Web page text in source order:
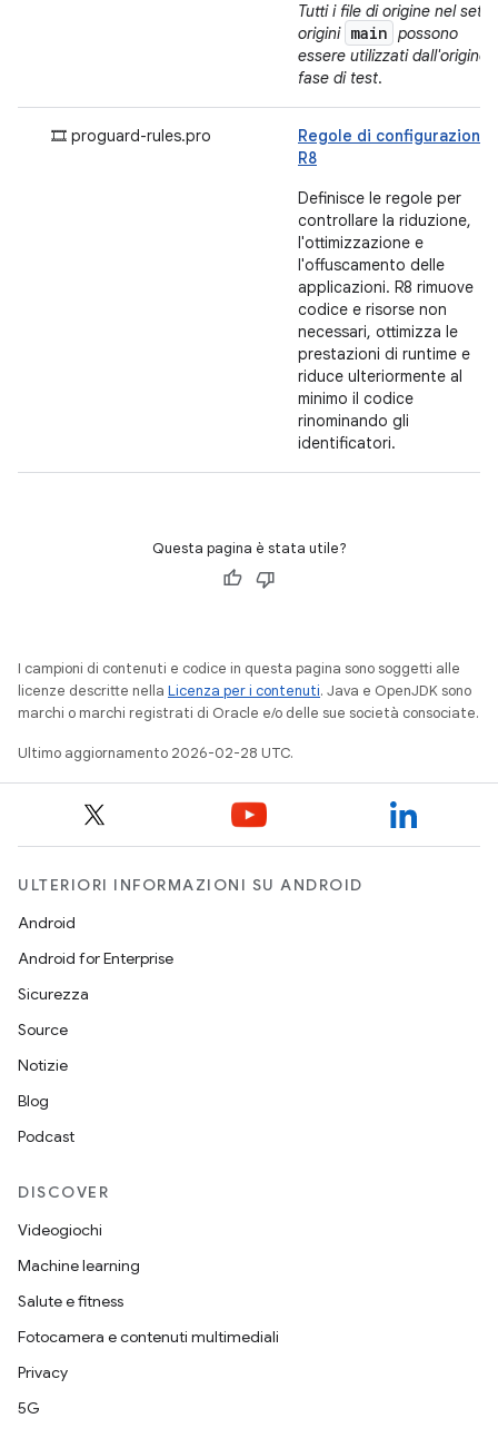
Tutti i file di origine nel set di
origini main possono
essere utilizzati dall'origine
fase di test.
🎞 proguard-rules.pro
Regole di configurazione
R8
Definisce le regole per
controllare la riduzione,
l'ottimizzazione e
l'offuscamento delle
applicazioni. R8 rimuove
codice e risorse non
necessari, ottimizza le
prestazioni di runtime e
riduce ulteriormente al
minimo il codice
rinominando gli
identificatori.
Questa pagina è stata utile?
I campioni di contenuti e codice in questa pagina sono soggetti alle
licenze descritte nella Licenza per i contenuti. Java e OpenJDK sono
marchi o marchi registrati di Oracle e/o delle sue società consociate.
Ultimo aggiornamento 2026-02-28 UTC.
ULTERIORI INFORMAZIONI SU ANDROID
Android
Android for Enterprise
Sicurezza
Source
Notizie
Blog
Podcast
DISCOVER
Videogiochi
Machine learning
Salute e fitness
Fotocamera e contenuti multimediali
Privacy
5G